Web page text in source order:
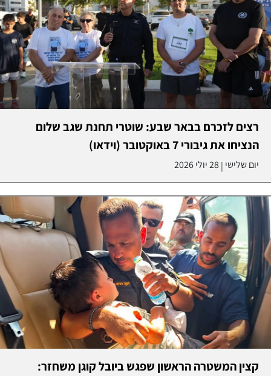
רצים לזכרם בבאר שבע: שוטרי תחנת שגב שלום
הנציחו את גיבורי 7 באוקטובר (וידאו)
יום שלישי |28 יולי 2026
קצין המשטרה הראשון שפגש ביובל קוגן משחזר: